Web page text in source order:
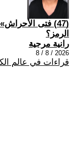
(47) فتى
الرمز؟
رانية مرجية
2026 / 8 / 8
قراءات في عالم